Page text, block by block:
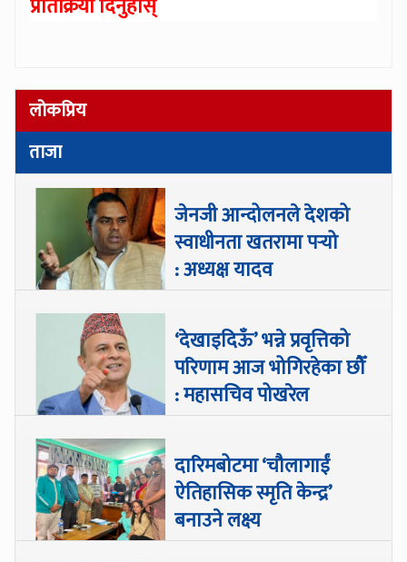
प्रतिक्रिया दिनुहोस्
लोकप्रिय
ताजा
जेनजी आन्दोलनले देशको
स्वाधीनता खतरामा पर्‍यो
: अध्यक्ष यादव
‘देखाइदिऊँ’ भन्ने प्रवृत्तिको
परिणाम आज भोगिरहेका छौँ
: महासचिव पोखरेल
दारिमबोटमा ‘चौलागाईं
ऐतिहासिक स्मृति केन्द्र’
बनाउने लक्ष्य